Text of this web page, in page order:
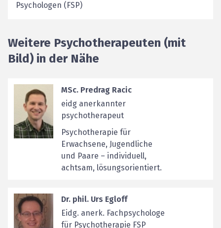
Psychologen (FSP)
Weitere Psychotherapeuten (mit
Bild) in der Nähe
MSc. Predrag Racic
eidg anerkannter
psychotherapeut
Psychotherapie für
Erwachsene, Jugendliche
und Paare – individuell,
achtsam, lösungsorientiert.
Dr. phil. Urs Egloff
Eidg. anerk. Fachpsychologe
für Psychotherapie FSP